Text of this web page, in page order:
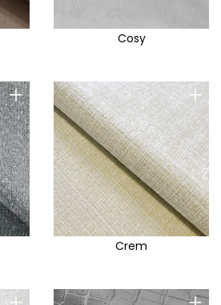
Cosy
+ +
Crem